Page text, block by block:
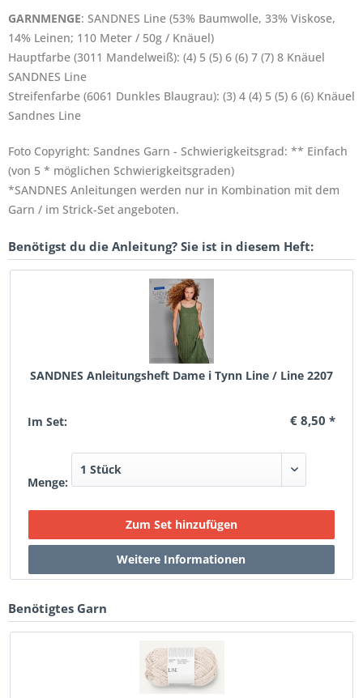
GARNMENGE: SANDNES Line (53% Baumwolle, 33% Viskose,
14% Leinen; 110 Meter / 50g / Knäuel)
Hauptfarbe (3011 Mandelweiß): (4) 5 (5) 6 (6) 7 (7) 8 Knäuel
SANDNES Line
Streifenfarbe (6061 Dunkles Blaugrau): (3) 4 (4) 5 (5) 6 (6) Knäuel
Sandnes Line
Foto Copyright: Sandnes Garn - Schwierigkeitsgrad: ** Einfach
(von 5 * möglichen Schwierigkeitsgraden)
*SANDNES Anleitungen werden nur in Kombination mit dem
Garn / im Strick-Set angeboten.
Benötigst du die Anleitung? Sie ist in diesem Heft:
SANDNES Anleitungsheft Dame i Tynn Line / Line 2207
Im Set: € 8,50 *
Menge:
Benötigtes Garn